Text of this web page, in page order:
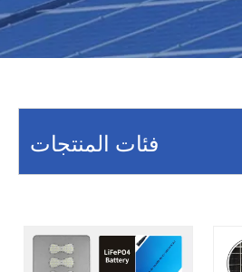
فئات المنتجات